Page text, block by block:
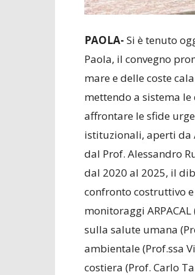
PAOLA- Si è tenuto
Paola, il convegno
mare e delle coste
mettendo a sistema
affrontare le sfide
istituzionali, aperti da
dal Prof. Alessandro
dal 2020 al 2025, il
confronto costruttivo e
monitoraggi
sulla salute umana
ambientale (Prof.ssa
costiera (Prof. Carlo